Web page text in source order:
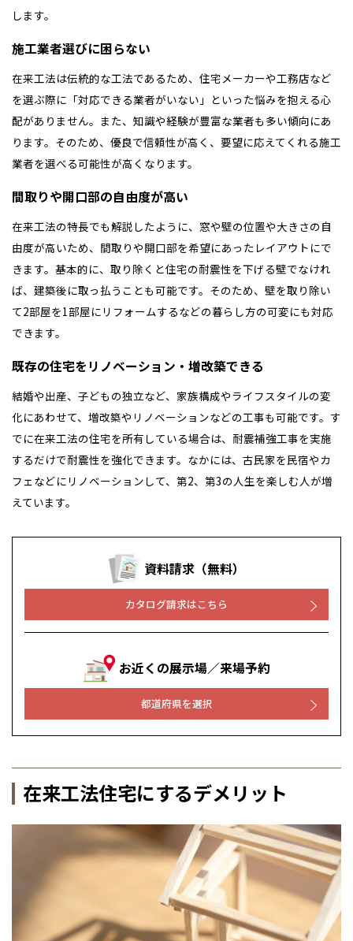
します。
施工業者選びに困らない
在来工法は伝統的な工法であるため、住宅メーカーや工務店など
を選ぶ際に「対応できる業者がいない」といった悩みを抱える心
配がありません。また、知識や経験が豊富な業者も多い傾向にあ
ります。そのため、優良で信頼性が高く、要望に応えてくれる施工
業者を選べる可能性が高くなります。
間取りや開口部の自由度が高い
在来工法の特長でも解説したように、窓や壁の位置や大きさの自
由度が高いため、間取りや開口部を希望にあったレイアウトにで
きます。基本的に、取り除くと住宅の耐震性を下げる壁でなけれ
ば、建築後に取っ払うことも可能です。そのため、壁を取り除い
て2部屋を1部屋にリフォームするなどの暮らし方の可変にも対応
できます。
既存の住宅をリノベーション・増改築できる
結婚や出産、子どもの独立など、家族構成やライフスタイルの変
化にあわせて、増改築やリノベーションなどの工事も可能です。す
でに在来工法の住宅を所有している場合は、耐震補強工事を実施
するだけで耐震性を強化できます。なかには、古民家を民宿やカ
フェなどにリノベーションして、第2、第3の人生を楽しむ人が増
えています。
資料請求（無料）
カタログ請求はこちら
お近くの展示場／来場予約
都道府県を選択
在来工法住宅にするデメリット